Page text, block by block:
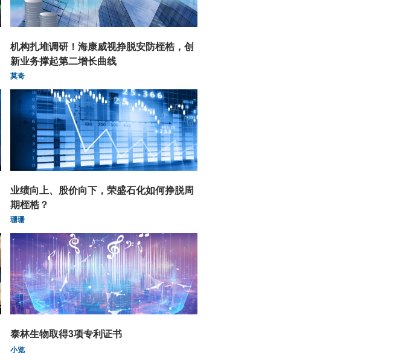
机构扎堆调研！海康威视挣脱安防桎梏，创
新业务撑起第二增长曲线
莫奇
业绩向上、股价向下，荣盛石化如何挣脱周
期桎梏？
珊珊
泰林生物取得3项专利证书
小览